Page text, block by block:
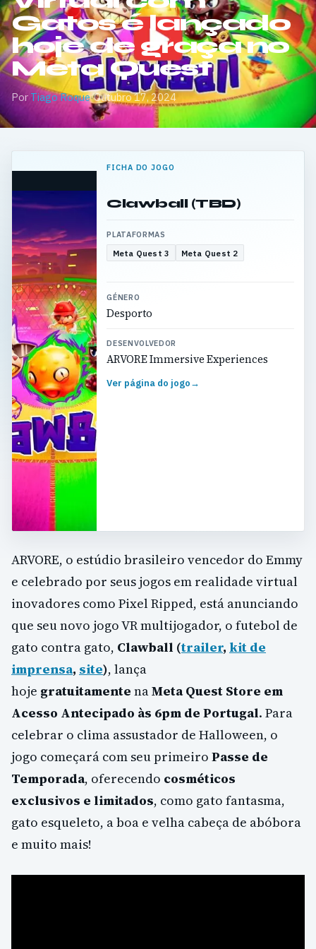
Gatos é lançado
hoje de graça no
Meta Quest
Por Tiago Roque·Outubro 17, 2024
FICHA DO JOGO
Clawball (TBD)
PLATAFORMAS
Meta Quest 3 Meta Quest 2
GÉNERO
Desporto
DESENVOLVEDOR
ARVORE Immersive Experiences
Ver página do jogo→
ARVORE, o estúdio brasileiro vencedor do Emmy
e celebrado por seus jogos em realidade virtual
inovadores como Pixel Ripped, está anunciando
que seu novo jogo VR multijogador, o futebol de
gato contra gato, Clawball (trailer, kit de
imprensa, site), lança
hoje gratuitamente naMeta Quest Store em
Acesso Antecipado às 6pm de Portugal. Para
celebrar o clima assustador de Halloween, o
jogo começará com seu primeiro Passe de
Temporada, oferecendo cosméticos
exclusivos e limitados, como gato fantasma,
gato esqueleto, a boa e velha cabeça de abóbora
e muito mais!